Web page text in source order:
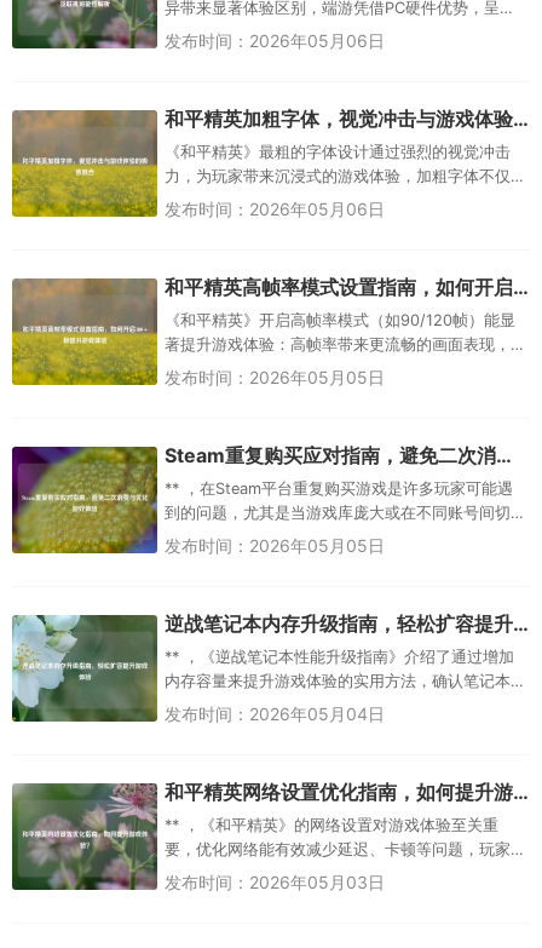
异带来显著体验区别，端游凭借PC硬件优势，呈现
更高画质、更远视距及精细物理效果（如弹道、载
具操控），操作上依赖键...
发布时间：2026年05月06日
和平精英加粗字体，视觉冲击与游戏体验的极致融合
《和平精英》最粗的字体设计通过强烈的视觉冲击
力，为玩家带来沉浸式的游戏体验，加粗字体不仅
提升了界面信息的辨识度，还在战斗场景中强化了
关键提示（如击杀通知、物资标...
发布时间：2026年05月06日
和平精英高帧率模式设置指南，如何开启100+帧提升游戏体验
《和平精英》开启高帧率模式（如90/120帧）能显
著提升游戏体验：高帧率带来更流畅的画面表现，
减少卡顿和拖影，使移动、瞄准、射击等操作更跟
手，尤其在刚枪、扫车等...
发布时间：2026年05月05日
Steam重复购买应对指南，避免二次消费与优化游戏体验
** ，在Steam平台重复购买游戏是许多玩家可能遇
到的问题，尤其是当游戏库庞大或在不同账号间切
换时，为避免重复消费，建议在购买前通过Steam客
户端的“库”...
发布时间：2026年05月05日
逆战笔记本内存升级指南，轻松扩容提升游戏体验
** ，《逆战笔记本性能升级指南》介绍了通过增加
内存容量来提升游戏体验的实用方法，确认笔记本
支持的内存类型和最大容量，通常可在官网或使用
检测工具查询，购买兼容...
发布时间：2026年05月04日
和平精英网络设置优化指南，如何提升游戏体验？
** ，《和平精英》的网络设置对游戏体验至关重
要，优化网络能有效减少延迟、卡顿等问题，玩家
可在游戏设置中调整“网络加速”选项，优先选择Wi-
Fi或5G网络，并...
发布时间：2026年05月03日